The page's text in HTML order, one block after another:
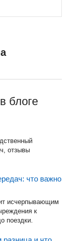
блоге
отзывы
что важно
исчерпывающим
к
поездки.